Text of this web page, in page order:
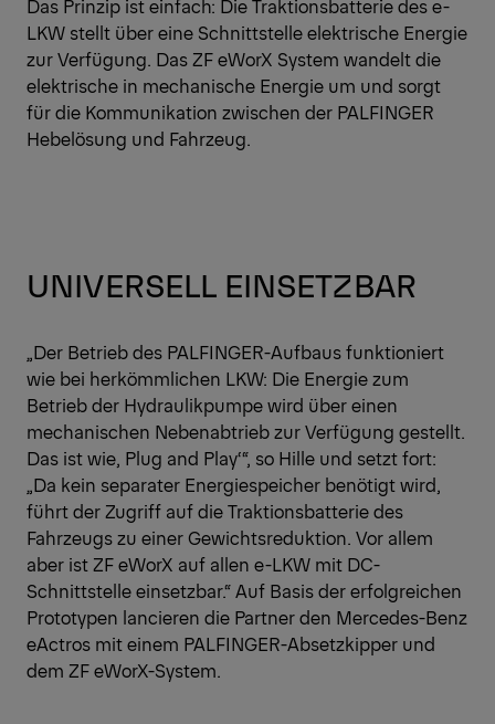
Das Prinzip ist einfach: Die Traktionsbatterie des e-
LKW stellt über eine Schnittstelle elektrische Energie
zur Verfügung. Das ZF eWorX System wandelt die
elektrische in mechanische Energie um und sorgt
für die Kommunikation zwischen der PALFINGER
Hebelösung und Fahrzeug.
UNIVERSELL EINSETZBAR
„Der Betrieb des PALFINGER-Aufbaus funktioniert
wie bei herkömmlichen LKW: Die Energie zum
Betrieb der Hydraulikpumpe wird über einen
mechanischen Nebenabtrieb zur Verfügung gestellt.
Das ist wie, Plug and Play‘“, so Hille und setzt fort:
„Da kein separater Energiespeicher benötigt wird,
führt der Zugriff auf die Traktionsbatterie des
Fahrzeugs zu einer Gewichtsreduktion. Vor allem
aber ist ZF eWorX auf allen e-LKW mit DC-
Schnittstelle einsetzbar.“ Auf Basis der erfolgreichen
Prototypen lancieren die Partner den Mercedes-Benz
eActros mit einem PALFINGER-Absetzkipper und
dem ZF eWorX-System.